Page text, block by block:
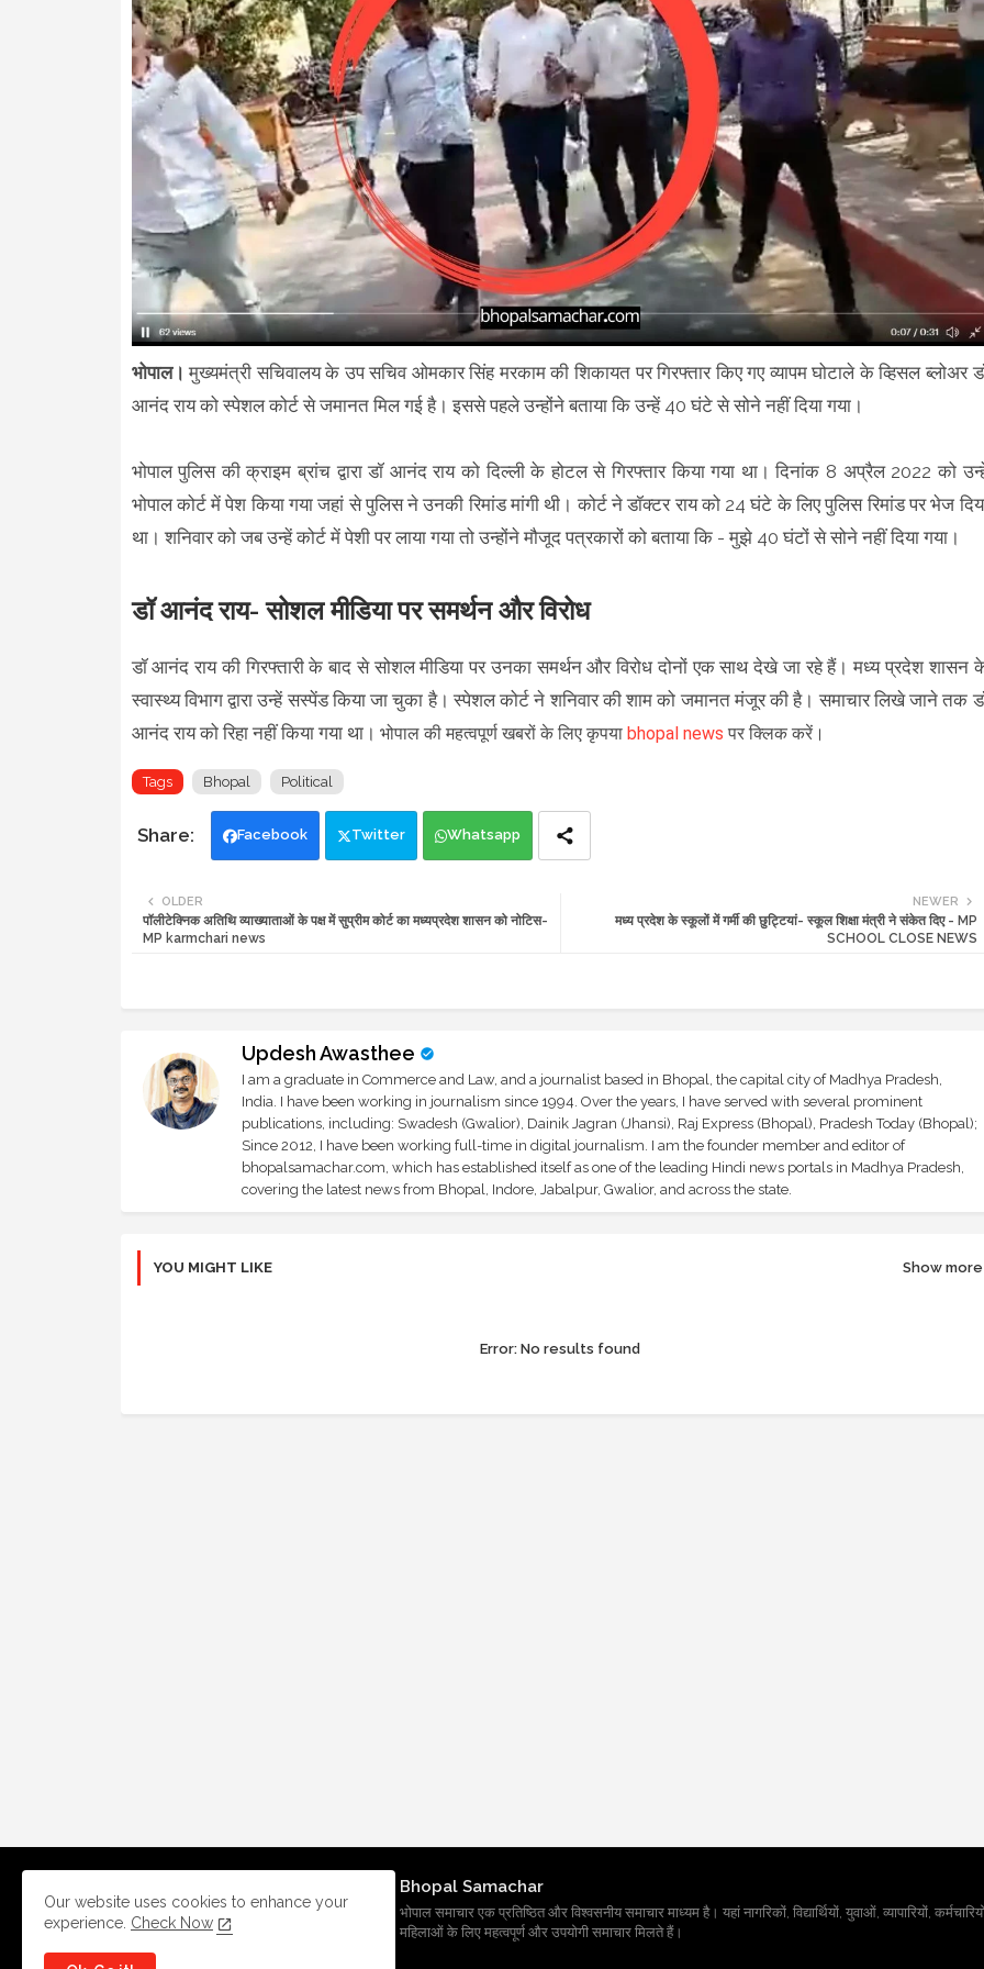
भोपाल।मुख्यमंत्री सचिवालय के उप सचिव ओमकार सिंह मरकाम की शिकायत पर गिरफ्तार किए गए व्यापम घोटाले के व्हिसल ब्लोअर
आनंद राय को स्पेशल कोर्ट से जमानत मिल गई है। इससे पहले उन्होंने बताया कि उन्हें 40 घंटे से सोने नहीं दिया गया।
भोपाल पुलिस की क्राइम ब्रांच द्वारा डॉ आनंद राय को दिल्ली के होटल से गिरफ्तार किया गया था। दिनांक 8 अप्रैल 2022 को
भोपाल कोर्ट में पेश किया गया जहां से पुलिस ने उनकी रिमांड मांगी थी। कोर्ट ने डॉक्टर राय को 24 घंटे के लिए पुलिस रिमांड पर भेज
था। शनिवार को जब उन्हें कोर्ट में पेशी पर लाया गया तो उन्होंने मौजूद पत्रकारों को बताया कि - मुझे 40 घंटों से सोने नहीं दिया गया।
डॉ आनंद राय- सोशल मीडिया पर समर्थन और विरोध
डॉ आनंद राय की गिरफ्तारी के बाद से सोशल मीडिया पर उनका समर्थन और विरोध दोनों एक साथ देखे जा रहे हैं। मध्य प्रदेश शासन
स्वास्थ्य विभाग द्वारा उन्हें सस्पेंड किया जा चुका है। स्पेशल कोर्ट ने शनिवार की शाम को जमानत मंजूर की है। समाचार लिखे जाने तक
आनंद राय को रिहा नहीं किया गया था। भोपाल की महत्वपूर्ण खबरों के लिए कृपया bhopal news पर क्लिक करें।
Tags Bhopal Political
Facebook Twitter Whatsapp
NEWER
मध्य प्रदेश के स्कूलों में गर्मी की छुट्टियां- स्कूल शिक्षा मंत्री ने संकेत दिए - MP
SCHOOL CLOSE NEWS
OLDER
पॉलीटेक्निक अतिथि व्याख्याताओं के पक्ष में सुप्रीम कोर्ट का मध्यप्रदेश शासन को नोटिस-
MP karmchari news
Updesh Awasthee
I am a graduate in Commerce and Law, and a journalist based in Bhopal, the capital city of Madhya Pradesh,
India. I have been working in journalism since 1994. Over the years, I have served with several prominent
publications, including: Swadesh (Gwalior), Dainik Jagran (Jhansi), Raj Express (Bhopal), Pradesh Today (Bhopal);
Since 2012, I have been working full-time in digital journalism. I am the founder member and editor of
bhopalsamachar.com, which has established itself as one of the leading Hindi news portals in Madhya Pradesh,
covering the latest news from Bhopal, Indore, Jabalpur, Gwalior, and across the state.
YOU MIGHT LIKE Show more
Error:No results found
Bhopal Samachar
भोपाल समाचार एक प्रतिष्ठित और विश्वसनीय समाचार माध्यम है। यहां नागरिकों, विद्यार्थियों, युवाओं, व्यापारियों,
महिलाओं के लिए महत्वपूर्ण और उपयोगी समाचार मिलते हैं।
Our website uses cookies to enhance your
experience. Check Now